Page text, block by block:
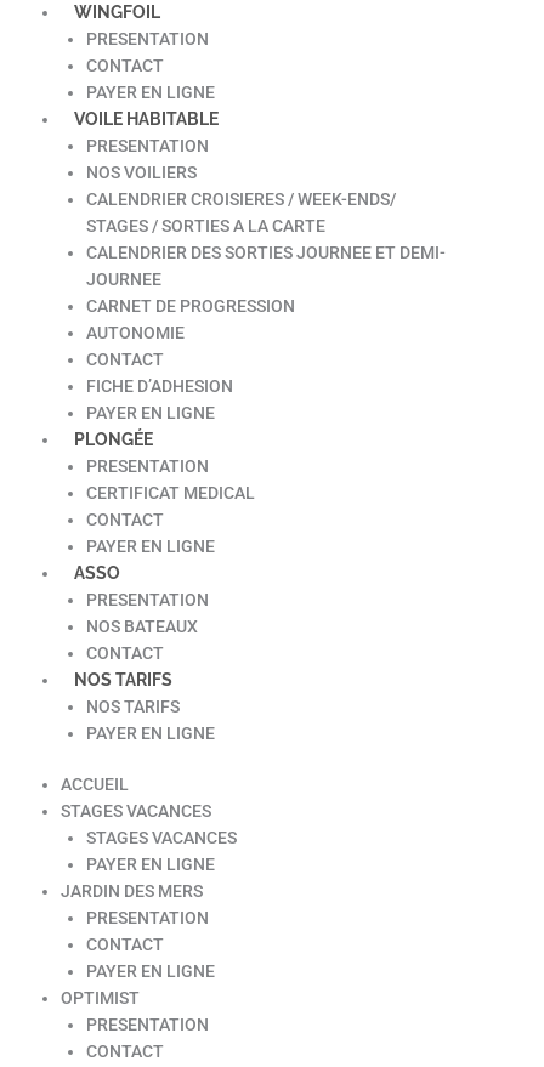
WINGFOIL
PRESENTATION
CONTACT
PAYER EN LIGNE
VOILE HABITABLE
PRESENTATION
NOS VOILIERS
CALENDRIER CROISIERES / WEEK-ENDS/
STAGES / SORTIES A LA CARTE
CALENDRIER DES SORTIES JOURNEE ET DEMI-
JOURNEE
CARNET DE PROGRESSION
AUTONOMIE
CONTACT
FICHE D’ADHESION
PAYER EN LIGNE
PLONGÉE
PRESENTATION
CERTIFICAT MEDICAL
CONTACT
PAYER EN LIGNE
ASSO
PRESENTATION
NOS BATEAUX
CONTACT
NOS TARIFS
NOS TARIFS
PAYER EN LIGNE
ACCUEIL
STAGES VACANCES
STAGES VACANCES
PAYER EN LIGNE
JARDIN DES MERS
PRESENTATION
CONTACT
PAYER EN LIGNE
OPTIMIST
PRESENTATION
CONTACT